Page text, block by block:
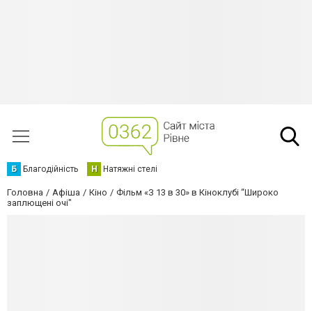
Б Благодійність Н Натяжні стелі
Головна Афіша Кіно
Фільм «З 13 в 30» в Кіноклубі “Широко
заплющені очі"